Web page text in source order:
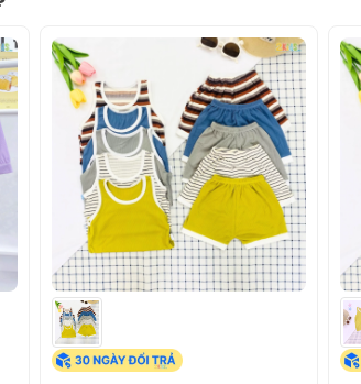
Giao toàn quốc, hỗ trợ tư vấn chọn size phù